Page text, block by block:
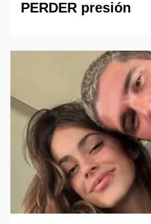
PERDER presión